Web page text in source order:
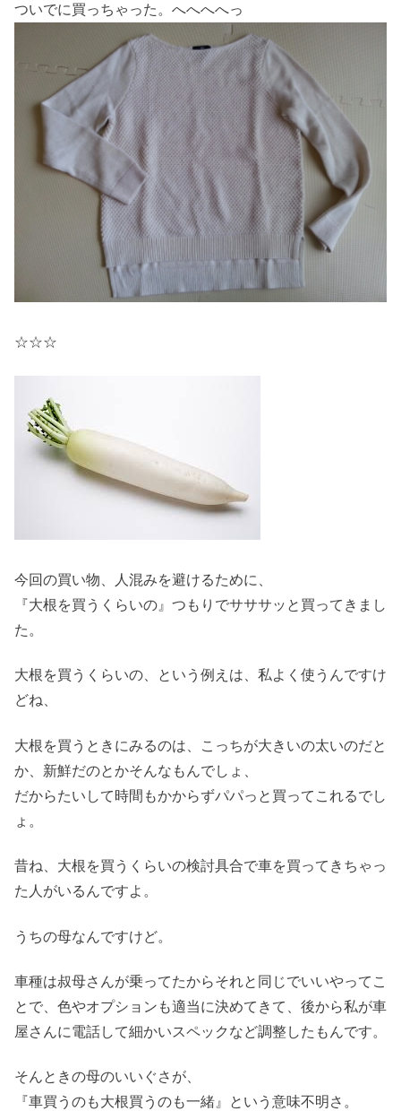
ついでに買っちゃった。へへへへっ
☆☆☆
今回の買い物、人混みを避けるために、
『大根を買うくらいの』つもりでサササッと買ってきまし
た。
大根を買うくらいの、という例えは、私よく使うんですけ
どね、
大根を買うときにみるのは、こっちが大きいの太いのだと
か、新鮮だのとかそんなもんでしょ、
だからたいして時間もかからずパパっと買ってこれるでし
ょ。
昔ね、大根を買うくらいの検討具合で車を買ってきちゃっ
た人がいるんですよ。
うちの母なんですけど。
車種は叔母さんが乗ってたからそれと同じでいいやってこ
とで、色やオプションも適当に決めてきて、後から私が車
屋さんに電話して細かいスペックなど調整したもんです。
そんときの母のいいぐさが、
『車買うのも大根買うのも一緒』という意味不明さ。